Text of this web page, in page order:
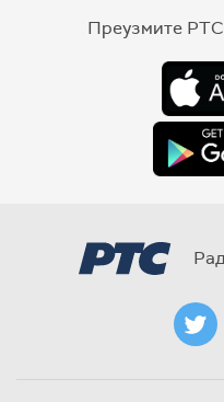
Преузмите РТС